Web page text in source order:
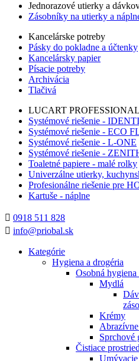
Jednorazové utierky a
Zásobníky na utierky a
Kancelárske potreby
Pásky do pokladne a účtenky
Kancelársky papier
Písacie potreby
Archivácia
Tlačivá
LUCART PROFESSIONAL
Systémové riešenie -
Systémové riešenie - ECO
Systémové riešenie - L-ONE
Systémové riešenie -
Toaletné papiere - malé rolky
Univerzálne utierky,
Profesionálne riešenie pre
Kartuše - náplne
 0918 511 828
 info@priobal.sk
Kategórie
Hygiena a drogéria
Osobná hygiena
Mydlá
Krémy
Sprchové
Čistiace